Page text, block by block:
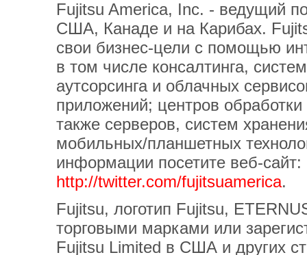
Fujitsu America, Inc. - ведущий
США, Канаде и на Карибах.
свои бизнес-цели с помощью
в том числе консалтинга,
аутсорсинга и облачных
приложений; центров
также серверов, систем
мобильных/планшетных
информации посетите веб-сайт:
http://twitter.com/fujitsuamerica.
Fujitsu, логотип Fujitsu,
торговыми марками или
Fujitsu Limited в США и других